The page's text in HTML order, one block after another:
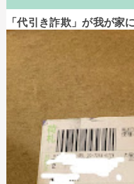
「代引き詐欺」が我が家